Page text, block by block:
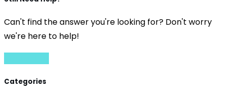
Can't find the answer you're looking for? Don't worry
we're here to help!
Categories